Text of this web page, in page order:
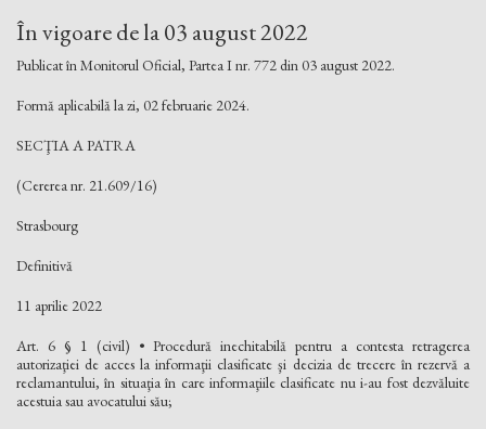
În vigoare de la 03 august 2022
Publicat în Monitorul Oficial, Partea I nr. 772 din 03 august 2022.
Formă aplicabilă la zi, 02 februarie 2024.
SECŢIA A PATRA
(Cererea nr. 21.609/16)
Strasbourg
Definitivă
11 aprilie 2022
Art. 6 § 1 (civil) • Procedură inechitabilă pentru a contesta retragerea
autorizaţiei de acces la informaţii clasificate şi decizia de trecere în rezervă a
reclamantului, în situaţia în care informaţiile clasificate nu i-au fost dezvăluite
acestuia sau avocatului său;